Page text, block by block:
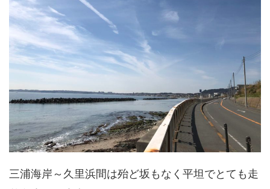
三浦海岸～久里浜間は殆ど坂もなく平坦でとても走